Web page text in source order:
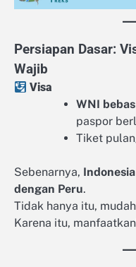
Persiapan Dasar:
Wajib
Visa
WNI
paspor
Tiket
Sebenarnya,
dengan Peru.
Tidak hanya itu,
Karena itu,